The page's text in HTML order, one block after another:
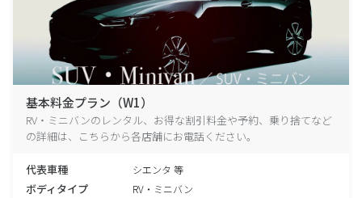
基本料金プラン（W1）
RV・ミニバンのレンタル、お得な割引料金や予約、乗り捨てなど
の詳細は、こちらから各店舗にお電話ください。
代表車種 シエンタ 等
ボディタイプ RV・ミニバン